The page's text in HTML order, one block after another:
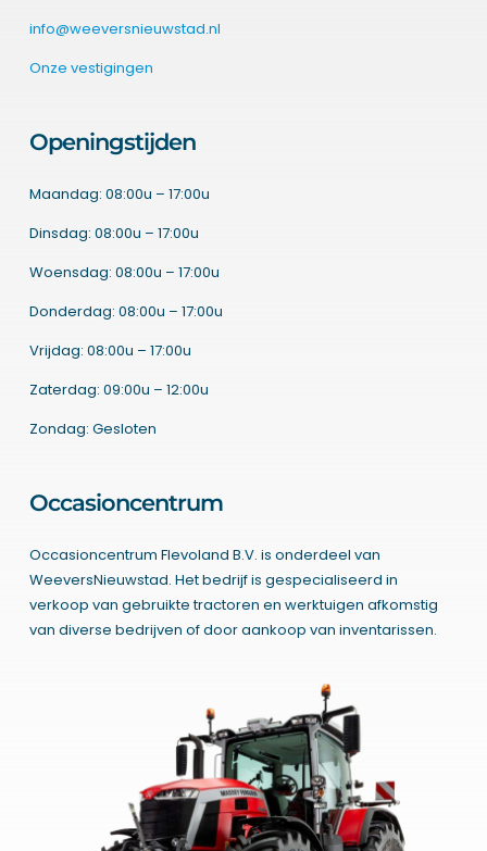
info@weeversnieuwstad.nl
Onze vestigingen
Openingstijden
Maandag: 08:00u – 17:00u
Dinsdag: 08:00u – 17:00u
Woensdag: 08:00u – 17:00u
Donderdag: 08:00u – 17:00u
Vrijdag: 08:00u – 17:00u
Zaterdag: 09:00u – 12:00u
Zondag: Gesloten
Occasioncentrum
Occasioncentrum Flevoland B.V. is onderdeel van
WeeversNieuwstad. Het bedrijf is gespecialiseerd in
verkoop van gebruikte tractoren en werktuigen afkomstig
van diverse bedrijven of door aankoop van inventarissen.